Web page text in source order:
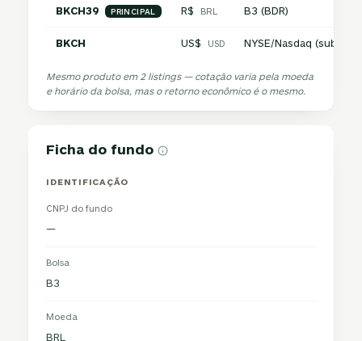
BKCH39 PRINCIPAL R$ BRL B3 (BDR)
BKCH US$ USD NYSE/Nasdaq
Mesmo produto em 2 listings — cotação varia pela moeda
e horário da bolsa, mas o retorno econômico é o mesmo.
Ficha do fundo
IDENTIFICAÇÃO
CNPJ do fundo
—
Bolsa
B3
Moeda
BRL